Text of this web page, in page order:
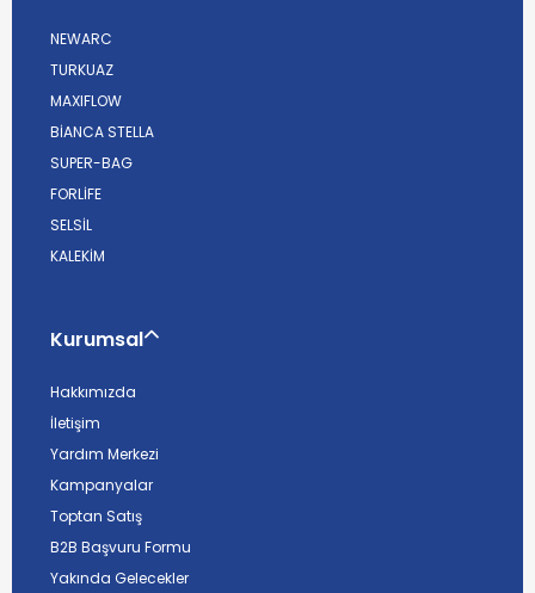
NEWARC
TURKUAZ
MAXIFLOW
BİANCA STELLA
SUPER-BAG
FORLİFE
SELSİL
KALEKİM
Kurumsal
Hakkımızda
İletişim
Yardım Merkezi
Kampanyalar
Toptan Satış
B2B Başvuru Formu
Yakında Gelecekler